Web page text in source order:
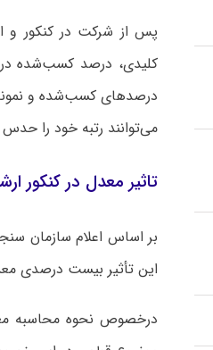
پس از شرکت در کنکور و
کلیدی، درصد کسب‌شده در
درصدهای کسب‌شده و
می‌توانند رتبه خود را حدس
تاثیر معدل در کنکور
این تأثیر بیست درصدی
درخصوص نحوه محاسبه